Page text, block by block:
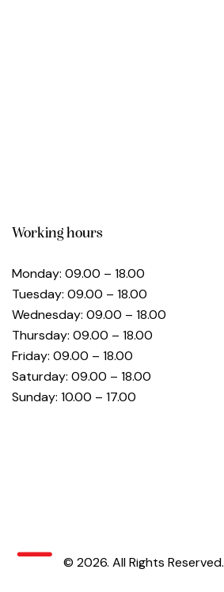
Working hours
Monday: 09.00 – 18.00
Tuesday: 09.00 – 18.00
Wednesday: 09.00 – 18.00
Thursday: 09.00 – 18.00
Friday: 09.00 – 18.00
Saturday: 09.00 – 18.00
Sunday: 10.00 – 17.00
© 2026. All Rights Reserved.